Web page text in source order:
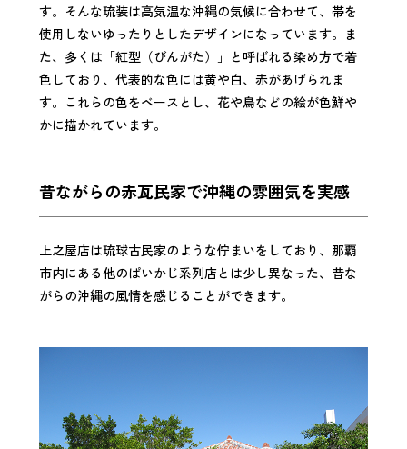
す。そんな琉装は高気温な沖縄の気候に合わせて、帯を
使用しないゆったりとしたデザインになっています。ま
た、多くは「紅型（びんがた）」と呼ばれる染め方で着
色しており、代表的な色には黄や白、赤があげられま
す。これらの色をベースとし、花や鳥などの絵が色鮮や
かに描かれています。
昔ながらの赤瓦民家で沖縄の雰囲気を実感
上之屋店は琉球古民家のような佇まいをしており、那覇
市内にある他のぱいかじ系列店とは少し異なった、昔な
がらの沖縄の風情を感じることができます。